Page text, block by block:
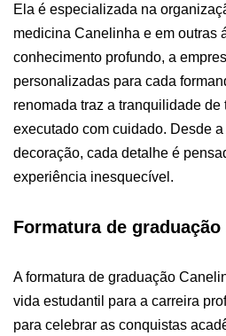
Ela é especializada na
medicina Canelinha e em outras
conhecimento profundo, a
personalizadas para cada
renomada traz a tranquilidade
executado com cuidado. Desde
decoração, cada detalhe é
experiência inesquecível.
Formatura de graduação
A formatura de graduação
vida estudantil para a carreira
para celebrar as conquistas